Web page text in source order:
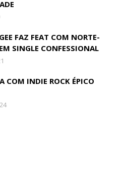
FAZ FEAT COM NORTE-
SINGLE CONFESSIONAL
COM INDIE ROCK ÉPICO